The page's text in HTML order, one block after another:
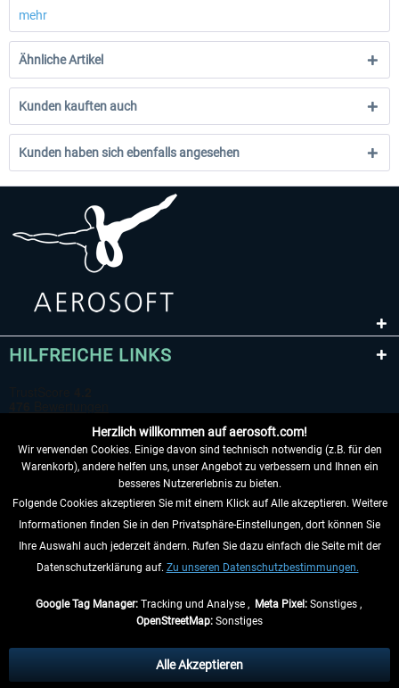
mehr
Ähnliche Artikel
Kunden kauften auch
Kunden haben sich ebenfalls angesehen
HILFREICHE LINKS
VERTRAG WIDERRUFEN
INFORMATIONEN
anders beschrieben.
** Gilt für Lieferungen innerhalb Deutschlands, Lieferzeiten für andere Länder
Herzlich willkommen auf aerosoft.com!
Wir verwenden Cookies. Einige davon sind technisch notwendig (z.B. für den
Warenkorb), andere helfen uns, unser Angebot zu verbessern und Ihnen ein
besseres Nutzererlebnis zu bieten.
Folgende Cookies akzeptieren Sie mit einem Klick auf Alle akzeptieren. Weitere
Informationen finden Sie in den Privatsphäre-Einstellungen, dort können Sie
Ihre Auswahl auch jederzeit ändern. Rufen Sie dazu einfach die Seite mit der
Datenschutzerklärung auf. Zu unseren Datenschutzbestimmungen.
Google Tag Manager:Tracking und Analyse , Meta Pixel:Sonstiges ,
OpenStreetMap: Sonstiges
Alle Akzeptieren